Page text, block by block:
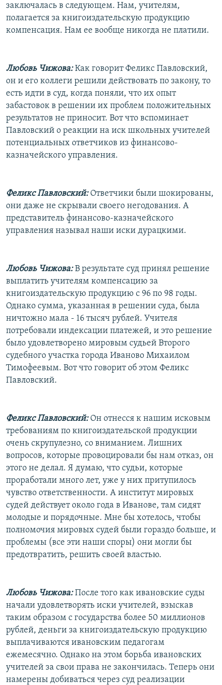
заключалась в следующем. Нам, учителям,
полагается за книгоиздательскую продукцию
компенсация. Нам ее вообще никогда не платили.
Любовь Чижова:Как говорит Феликс Павловский,
он и его коллеги решили действовать по закону, то
есть идти в суд, когда поняли, что их опыт
забастовок в решении их проблем положительных
результатов не приносит. Вот что вспоминает
Павловский о реакции на иск школьных учителей
потенциальных ответчиков из финансово-
казначейского управления.
Феликс Павловский:Ответчики были шокированы,
они даже не скрывали своего негодования. А
представитель финансово-казначейского
управления называл наши иски дурацкими.
Любовь Чижова:В результате суд принял решение
выплатить учителям компенсацию за
книгоиздательскую продукцию с 96 по 98 годы.
Однако сумма, указанная в решении суда, была
ничтожно мала - 16 тысяч рублей. Учителя
потребовали индексации платежей, и это решение
было удовлетворено мировым судьей Второго
судебного участка города Иваново Михаилом
Тимофеевым. Вот что говорит об этом Феликс
Павловский.
Феликс Павловский:Он отнесся к нашим исковым
требованиям по книгоиздательской продукции
очень скрупулезно, со вниманием. Лишних
вопросов, которые провоцировали бы нам отказ, он
этого не делал. Я думаю, что судьи, которые
проработали много лет, уже у них притупилось
чувство ответственности. А институт мировых
судей действует около года в Иванове, там сидят
молодые и порядочные. Мне бы хотелось, чтобы
полномочия мировых судей были гораздо больше, и
проблемы (все эти наши споры) они могли бы
предотвратить, решить своей властью.
Любовь Чижова:После того как ивановские суды
начали удовлетворять иски учителей, взыскав
таким образом с государства более 50 миллионов
рублей, деньги за книгоиздательскую продукцию
выплачиваются ивановским педагогам
ежемесячно. Однако на этом борьба ивановских
учителей за свои права не закончилась. Теперь они
намерены добиваться через суд реализации